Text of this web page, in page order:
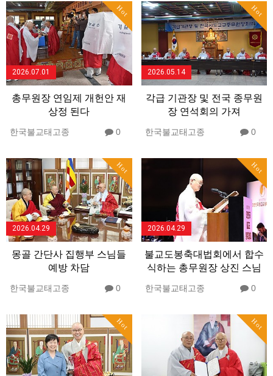
Hot
2026.07.01
총무원장 연임제 개헌안 재
상정 된다
한국불교태고종 0
Hot
2026.05.14
각급 기관장 및 전국 종무원
장 연석회의 가져
한국불교태고종 0
Hot
2026.04.29
몽골 간단사 집행부 스님들
예방 차담
한국불교태고종 0
Hot
2026.04.29
불교도봉축대법회에서 합수
식하는 총무원장 상진 스님
한국불교태고종 0
Hot Hot